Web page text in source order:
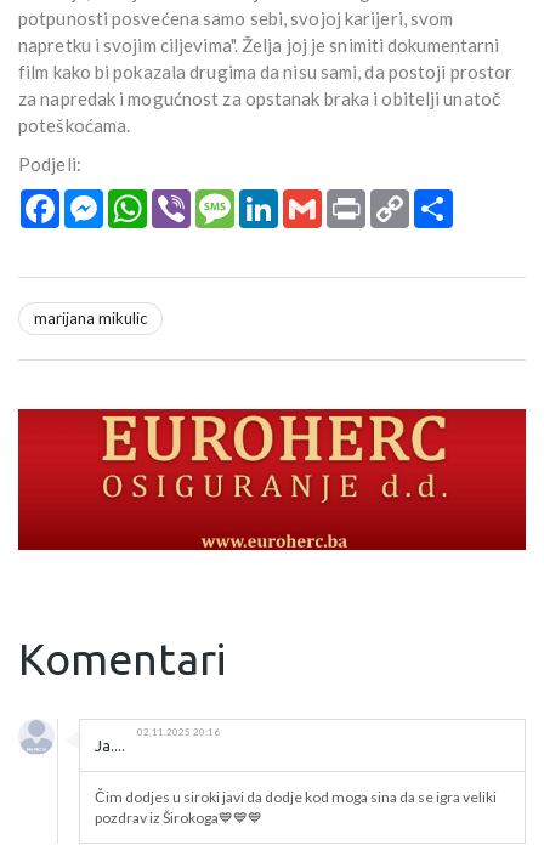
potpunosti posvećena samo sebi, svojoj karijeri, svom
napretku i svojim ciljevima". Želja joj je snimiti dokumentarni
film kako bi pokazala drugima da nisu sami, da postoji prostor
za napredak i mogućnost za opstanak braka i obitelji unatoč
poteškoćama.
Podjeli:
FacebookMessengerWhatsApp
Viber MessageLinkedInGmail Print Copy
Link
marijana mikulic
Komentari
Ja....
02.11.2025 20:16
Čim dodjes u siroki javi da dodje kod moga sina da se igra veliki
pozdrav iz Širokoga💙💙💙